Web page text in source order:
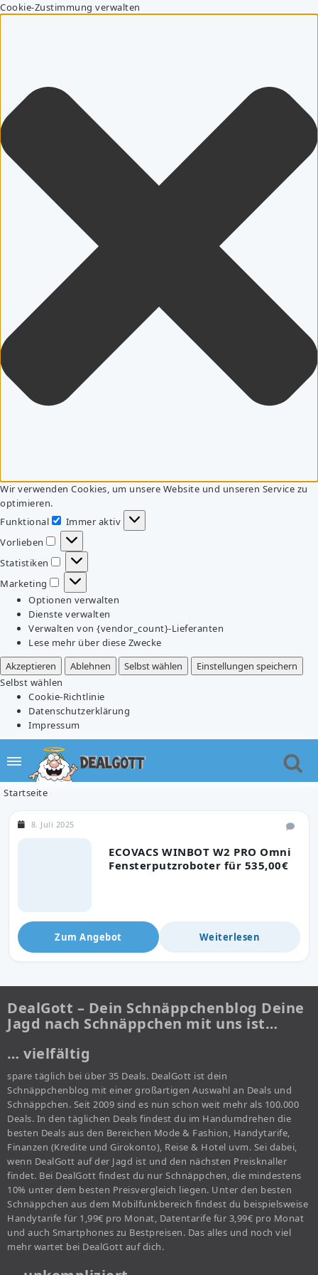
Cookie-Zustimmung verwalten
Wir verwenden Cookies, um unsere Website und unseren Service zu
optimieren.
Funktional
Funktional
Immer aktiv
Vorlieben
Vorlieben
Statistiken
Statistiken
Marketing
Marketing
Optionen verwalten
Dienste verwalten
Verwalten von {vendor_count}-Lieferanten
Lese mehr über diese Zwecke
Akzeptieren
Ablehnen Selbst wählen
Einstellungen speichern
Selbst wählen
Cookie-Richtlinie
Datenschutzerklärung
Impressum
Startseite
ECOVACS WINBOT W2 PRO Omni
Fensterputzroboter für 535,00€
8. Juli 2025
Zum Angebot Weiterlesen
DealGott – Dein Schnäppchenblog Deine
Jagd nach Schnäppchen mit uns ist…
… vielfältig
spare täglich bei über 35 Deals. DealGott ist dein
Schnäppchenblog mit einer großartigen Auswahl an Deals und
Schnäppchen. Seit 2009 sind es nun schon weit mehr als 100.000
Deals. In den täglichen Deals findest du im Handumdrehen die
besten Deals aus den Bereichen Mode & Fashion, Handytarife,
Finanzen (Kredite und Girokonto), Reise & Hotel uvm. Sei dabei,
wenn DealGott auf der Jagd ist und den nächsten Preisknaller
findet. Bei DealGott findest du nur Schnäppchen, die mindestens
10% unter dem besten Preisvergleich liegen. Unter den besten
Schnäppchen aus dem Mobilfunkbereich findest du beispielsweise
Handytarife für 1,99€ pro Monat, Datentarife für 3,99€ pro Monat
und auch Smartphones zu Bestpreisen. Das alles und noch viel
mehr wartet bei DealGott auf dich.